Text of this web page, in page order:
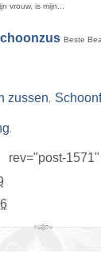
vrouw, is mijn...
Beste
zussen,
.
rev="post-1571"